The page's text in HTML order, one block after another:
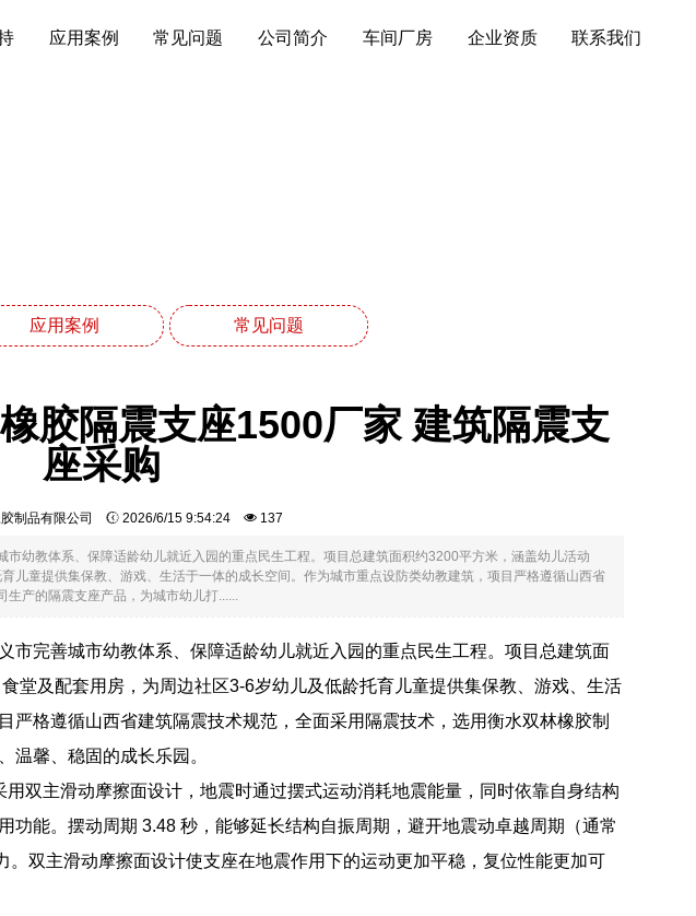
应用案例 常见问题 公司简介 车间厂房 企业资质 联系我们
应用案例 常见问题
胶隔震支座1500厂家 建筑隔震支
座采购
胶制品有限公司 2026/6/15 9:54:24 137
幼教体系、保障适龄幼儿就近入园的重点民生工程。项目总建筑面积约3200平方米，涵盖幼儿活动
儿童提供集保教、游戏、生活于一体的成长空间。作为城市重点设防类幼教建筑，项目严格遵循山西省
产的隔震支座产品，为城市幼儿打......
市完善城市幼教体系、保障适龄幼儿就近入园的重点民生工程。项目总建筑面
堂及配套用房，为周边社区3-6岁幼儿及低龄托育儿童提供集保教、游戏、生活
格遵循山西省建筑隔震技术规范，全面采用隔震技术，选用衡水双林橡胶制
温馨、稳固的成长乐园。
双主滑动摩擦面设计，地震时通过摆式运动消耗地震能量，同时依靠自身结构
功能。摆动周期 3.48 秒，能够延长结构自振周期，避开地震动卓越周期（通常
双主滑动摩擦面设计使支座在地震作用下的运动更加平稳，复位性能更加可